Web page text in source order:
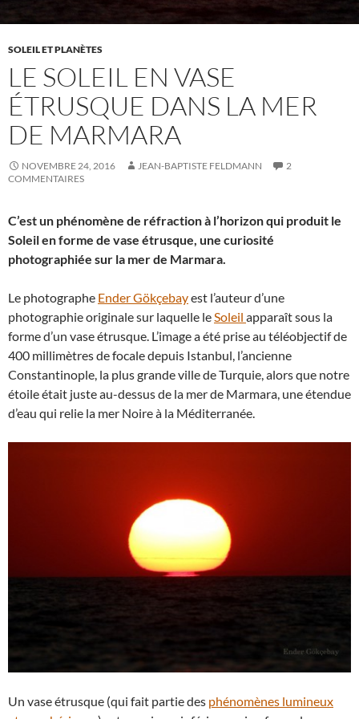
SOLEIL ET PLANÈTES
LE SOLEIL EN VASE
ÉTRUSQUE DANS LA MER
DE MARMARA
NOVEMBRE 24, 2016 JEAN-BAPTISTE FELDMANN
2
COMMENTAIRES
C’est un phénomène de réfraction à l’horizon qui produit le
Soleil en forme de vase étrusque, une curiosité
photographiée sur la mer de Marmara.
Le photographe Ender Gökçebayest l’auteur d’une
photographie originale sur laquelle leSoleil apparaît sous la
forme d’un vase étrusque. L’image a été prise au téléobjectif de
400 millimètres de focale depuis Istanbul, l’ancienne
Constantinople, la plus grande ville de Turquie, alors que notre
étoile était juste au-dessus de la mer de Marmara, une étendue
d’eau qui relie la mer Noire à la Méditerranée.
Un vase étrusque (qui fait partie des phénomènes lumineux